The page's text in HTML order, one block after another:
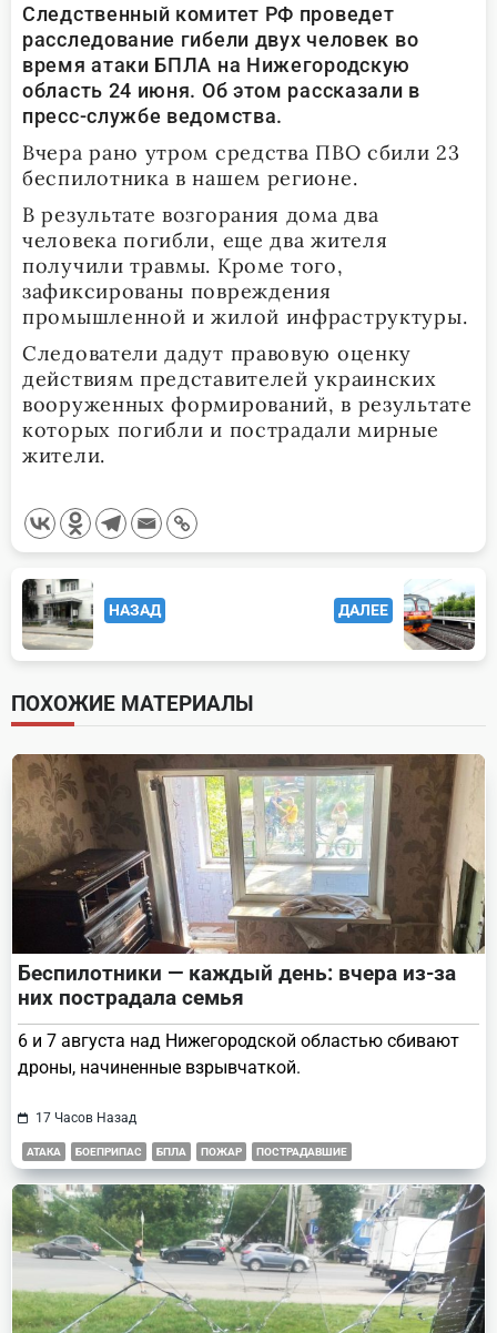
Следственный комитет РФ проведет
расследование гибели двух человек во
время атаки БПЛА на Нижегородскую
область 24 июня. Об этом рассказали в
пресс-службе ведомства.
Вчера рано утром средства ПВО сбили 23
беспилотника в нашем регионе.
В результате возгорания дома два
человека погибли, еще два жителя
получили травмы. Кроме того,
зафиксированы повреждения
промышленной и жилой инфраструктуры.
Следователи дадут правовую оценку
действиям представителей украинских
вооруженных формирований, в результате
которых погибли и пострадали мирные
жители.
<span
class="nav-
subtitle
screen-
reader-
text">Page</span>
НАЗАД ДАЛЕЕ
ПОХОЖИЕ МАТЕРИАЛЫ
Беспилотники — каждый день: вчера из-за
них пострадала семья
6 и 7 августа над Нижегородской областью сбивают
дроны, начиненные взрывчаткой.
17 Часов Назад
АТАКА БОЕПРИПАС БПЛА ПОЖАР ПОСТРАДАВШИЕ